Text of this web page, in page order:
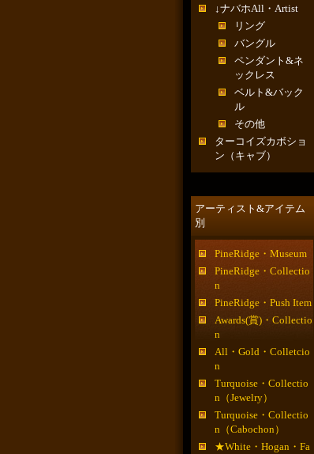
↓ナバホAll・Artist
リング
バングル
ペンダント&ネ
ックレス
ベルト&バック
ル
その他
ターコイズカボショ
ン（キャブ）
アーティスト&アイテム
別
PineRidge・Museum
PineRidge・Collectio
n
PineRidge・Push Item
Awards(賞)・Collectio
n
All・Gold・Colletcio
n
Turquoise・Collectio
n（Jewelry）
Turquoise・Collectio
n（Cabochon）
★White・Hogan・Fa